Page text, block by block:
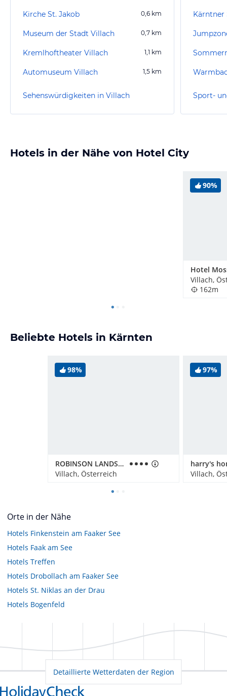
Kirche St. Jakob 0,6 km
Museum der Stadt Villach 0,7 km
Kremlhoftheater Villach 1,1 km
Automuseum Villach 1,5 km
Sehenswürdigkeiten in Villach Sport-
Hotels in der Nähe von Hotel City
90%
Hotel
Villach,
162m
Beliebte Hotels in Kärnten
98%
ROBINSON LANDSKRON
Villach, Österreich
97%
Villach,
Orte in der Nähe
Hotels Finkenstein am Faaker See
Hotels Faak am See
Hotels Treffen
Hotels Drobollach am Faaker See
Hotels St. Niklas an der Drau
Hotels Bogenfeld
Detaillierte Wetterdaten der Region